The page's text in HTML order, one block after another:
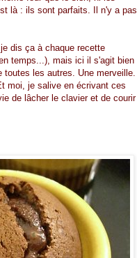
là : ils sont parfaits. Il n'y a pas
dis ça à chaque recette
temps...), mais ici il s'agit bien
toutes les autres. Une merveille.
moi, je salive en écrivant ces
de lâcher le clavier et de courir